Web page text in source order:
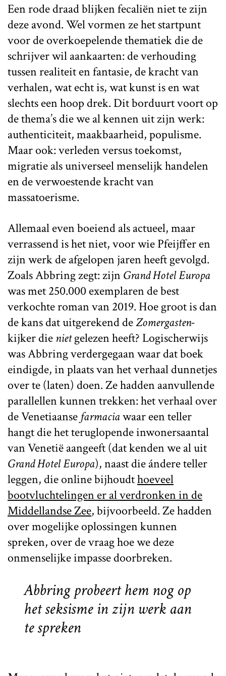
Een rode draad blijken fecaliën niet te zijn
deze avond. Wel vormen ze het startpunt
voor de overkoepelende thematiek die de
schrijver wil aankaarten: de verhouding
tussen realiteit en fantasie, de kracht van
verhalen, wat echt is, wat kunst is en wat
slechts een hoop drek. Dit borduurt voort op
de thema’s die we al kennen uit zijn werk:
authenticiteit, maakbaarheid, populisme.
Maar ook: verleden versus toekomst,
migratie als universeel menselijk handelen
en de verwoestende kracht van
massatoerisme.
Allemaal even boeiend als actueel, maar
verrassend is het niet, voor wie Pfeijffer en
zijn werk de afgelopen jaren heeft gevolgd.
Zoals Abbring zegt: zijnGrand Hotel Europa
was met 250.000 exemplaren de best
verkochte roman van 2019. Hoe groot is dan
de kans dat uitgerekend deZomergasten-
kijker dienietgelezen heeft? Logischerwijs
was Abbring verdergegaan waar dat boek
eindigde, in plaats van het verhaal dunnetjes
over te (laten) doen. Ze hadden aanvullende
parallellen kunnen trekken: het verhaal over
de Venetiaanse farmaciawaar een teller
hangt die het teruglopende inwonersaantal
van Venetië aangeeft (dat kenden we al uit
Grand Hotel Europa), naast die ándere teller
leggen, die online bijhoudthoeveel
bootvluchtelingen er al verdronken in de
Middellandse Zee, bijvoorbeeld. Ze hadden
over mogelijke oplossingen kunnen
spreken, over de vraag hoe we deze
onmenselijke impasse doorbreken.
Abbring probeert hem nog op
het seksisme in zijn werk aan
te spreken